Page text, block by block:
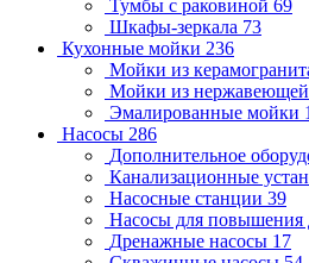
Тумбы с раковиной 69
Шкафы-зеркала 73
Кухонные мойки 236
Мойки из
Мойки из нержавеющей
Эмалированные мойки 1
Насосы 286
Дополнительное
Канализационные
Насосные станции 39
Насосы для повышения
Дренажные насосы 17